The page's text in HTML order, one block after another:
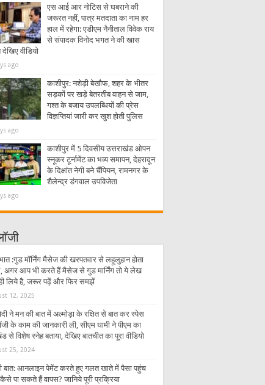
एस आई आर नोटिस से घबराने की
जरूरत नहीं, पात्र मतदाता का नाम हर
हाल में रहेगा: एडीएम नैनीताल विवेक राय
से संपादक विनोद भगत ने की खास
देखिए वीडियो
ago
काशीपुर: नशेड़ी बेखौफ, शहर के भीतर
सड़कों पर खड़े बेतरतीब वाहन से जाम,
गश्त के बजाय उपलब्धियों की प्रेस
विज्ञप्तियां जारी कर खुश होती पुलिस
ago
काशीपुर में 5 दिवसीय उत्तराखंड ओपन
स्नूकर टूर्नामेंट का भव्य समापन, देहरादून
के दिक्षांत नेगी बने चैंपियन, रामनगर के
शैलेन्द्र डंगवाल उपविजेता
ago
:गुड मॉर्निंग मैसेज की खरपतवार से लहूलुहान होता
अगर आप भी करते हैं मैसेज से गुड मार्निंग तो ये लेख
लिये है, जरूर पढ़ें और फिर समझें
12, 2025
ने मन की बात में अल्मोड़ा के रक्षित से बात कर स्पेस
के काम की जानकारी ली, सीएम धामी ने पीएम का
से विशेष स्नेह बताया, देखिए बातचीत का पूरा वीडियो
25, 2024
बात: आनलाइन पेमेंट करते हुए गलत खाते में पैसा पहुंच
कैसे पा सकते हैं वापस? जानिये पूरी प्रक्रिया